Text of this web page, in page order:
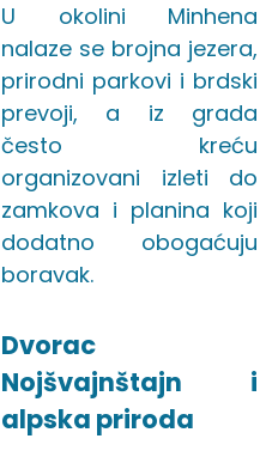
U okolini Minhena
nalaze se brojna jezera,
prirodni parkovi i brdski
prevoji, a iz grada
često kreću
organizovani izleti do
zamkova i planina koji
dodatno obogaćuju
boravak.
Dvorac
Nojšvajnštajn i
alpska priroda